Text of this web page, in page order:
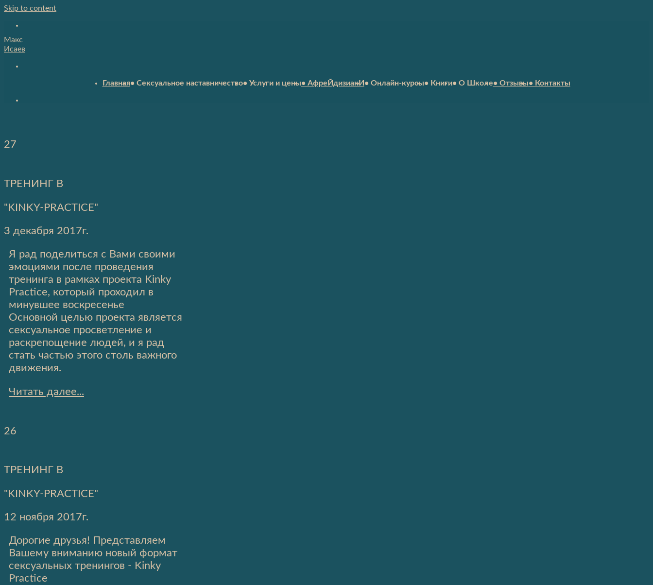
Skip to content
Макс
Исаев
Главная• Сексуальное наставничество• Услуги и цены• АфреЙдизиакИ • Онлайн-курсы• Книги• О Школе• Отзывы• Контакты
27
ТРЕНИНГ В
"KINKY-PRACTICE"
3 декабря 2017г.
Я рад поделиться с Вами своими
эмоциями после проведения
тренинга в рамках проекта Kinky
Practice, который проходил в
минувшее воскресенье
Основной целью проекта является
сексуальное просветление и
раскрепощение людей, и я рад
стать частью этого столь важного
движения.
Читать далее...
26
ТРЕНИНГ В
"KINKY-PRACTICE"
12 ноября 2017г.
Дорогие друзья! Представляем
Вашему вниманию новый формат
сексуальных тренингов - Kinky
Practice